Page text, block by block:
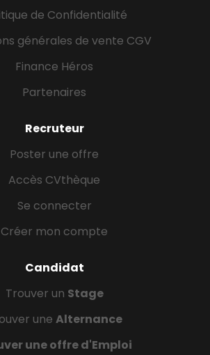
de Confidentialité
générales de vente CGV
Finance Héros
Partenaires
Recruteur
Poster une offre
Accès CVthèque
Se connecter
Créer mon compte
Candidat
Trouver un Stage
une Alternance
une offre d'Emploi